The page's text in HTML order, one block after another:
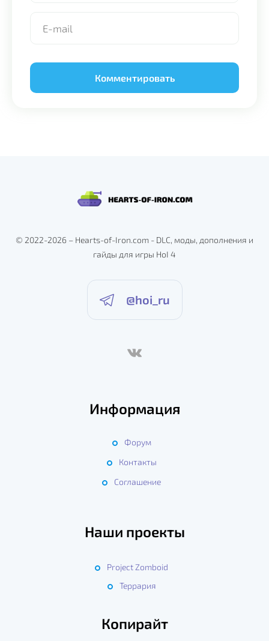
© 2022-2026 – Hearts-of-Iron.com - DLC, моды, дополнения и
гайды для игры HoI 4
@hoi_ru
Информация
Форум
Контакты
Соглашение
Наши проекты
Project Zomboid
Террария
Копирайт